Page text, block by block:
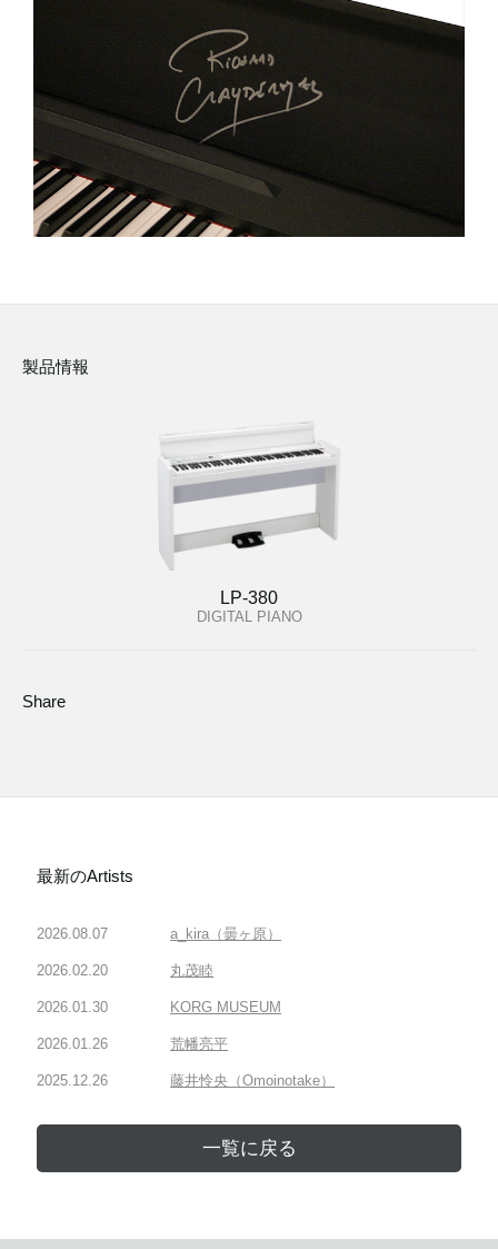
製品情報
LP-380
DIGITAL PIANO
Share
最新のArtists
2026.08.07 a_kira（曇ヶ原）
2026.02.20 丸茂睦
2026.01.30 KORG MUSEUM
2026.01.26 荒幡亮平
2025.12.26 藤井怜央（Omoinotake）
一覧に戻る